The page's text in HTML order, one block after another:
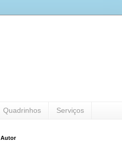
Quadrinhos Serviços
Autor